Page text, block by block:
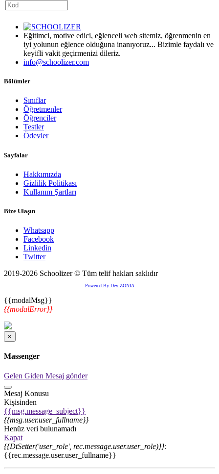
Eğitimci, motive edici, eğlenceli web sitemiz, öğrenmenin en
iyi yolunun eğlence olduğuna inanıyoruz... Bizimle faydalı ve
keyifli vakit geçirmenizi dileriz.
info@schoolizer.com
Bölümler
Sınıflar
Öğretmenler
Öğrenciler
Testler
Ödevler
Sayfalar
Hakkımızda
Gizlilik Politikası
Kullanım Şartları
Bize Ulaşın
Whatsapp
Facebook
Linkedin
Twitter
2019-2026 Schoolizer © Tüm telif hakları saklıdır
Powered By Dev ZONIA
{{modalMsg}}
{{modalError}}
×
Massenger
Gelen Giden Mesaj gönder
Mesaj Konusu
Kişisinden
{{msg.message_subject}}
{{msg.user.user_fullname}}
Henüz veri bulunamadı
Kapat
{{DtSetter('user_role', rec.message.user.user_role)}}:
{{rec.message.user.user_fullname}}